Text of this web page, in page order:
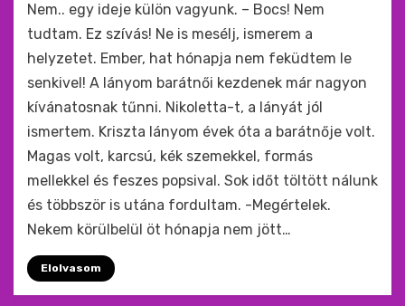
Nem.. egy ideje külön vagyunk. – Bocs! Nem
tudtam. Ez szívás! Ne is mesélj, ismerem a
helyzetet. Ember, hat hónapja nem feküdtem le
senkivel! A lányom barátnői kezdenek már nagyon
kívánatosnak tűnni. Nikoletta-t, a lányát jól
ismertem. Kriszta lányom évek óta a barátnője volt.
Magas volt, karcsú, kék szemekkel, formás
mellekkel és feszes popsival. Sok időt töltött nálunk
és többször is utána fordultam. -Megértelek.
Nekem körülbelül öt hónapja nem jött…
Elolvasom